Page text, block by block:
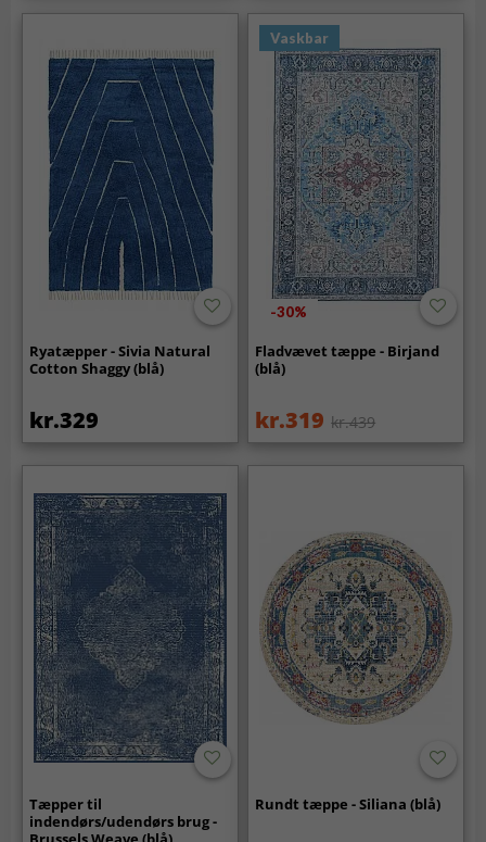
Ryatæpper - Sivia Natural
Cotton Shaggy (blå)
kr.329
Vaskbar
-30%
Fladvævet tæppe - Birjand
(blå)
kr.319 kr.439
Tæpper til
indendørs/udendørs brug -
Rundt tæppe - Siliana (blå)